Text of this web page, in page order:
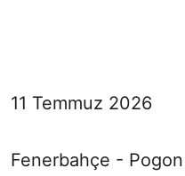
11 Temmuz 2026
Fenerbahçe -